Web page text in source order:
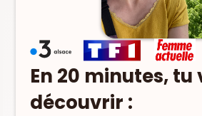
En 20 minutes, tu
découvrir :